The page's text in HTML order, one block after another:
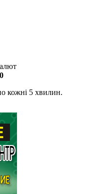
кожні 5 хвилин.